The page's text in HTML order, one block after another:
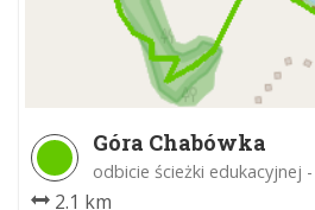
Góra Chabówka
odbicie ścieżki edukacyjnej
2.1 km